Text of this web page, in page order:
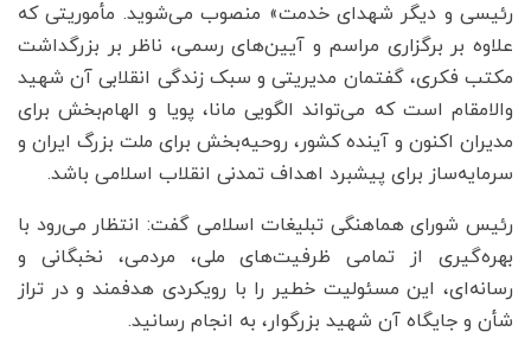
رئیسی و دیگر شهدای خدمت» منصوب می‌شوید. مأموریتی که
علاوه بر برگزاری مراسم و آیین‌های رسمی، ناظر بر بزرگداشت
مکتب فکری، گفتمان مدیریتی و سبک زندگی انقلابی آن شهید
والامقام است که می‌تواند الگویی مانا، پویا و الهام‌بخش برای
مدیران اکنون و آینده کشور، روحیه‌بخش برای ملت بزرگ ایران و
سرمایه‌ساز برای پیشبرد اهداف تمدنی انقلاب اسلامی باشد.
رئیس شورای هماهنگی تبلیغات اسلامی گفت: انتظار می‌رود با
بهره‌گیری از تمامی ظرفیت‌های ملی، مردمی، نخبگانی و
رسانه‌ای، این مسئولیت خطیر را با رویکردی هدفمند و در تراز
شأن و جایگاه آن شهید بزرگوار، به انجام رسانید.